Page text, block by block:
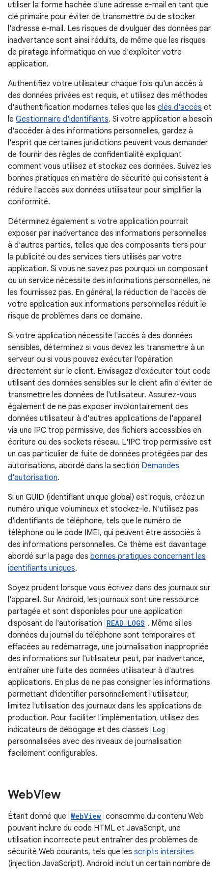
utiliser la forme hachée d'une adresse e-mail en tant que
clé primaire pour éviter de transmettre ou de stocker
l'adresse e-mail. Les risques de divulguer des données par
inadvertance sont ainsi réduits, de même que les risques
de piratage informatique en vue d'exploiter votre
application.
Authentifiez votre utilisateur chaque fois qu'un accès à
des données privées est requis, et utilisez des méthodes
d'authentification modernes telles que les clés d'accès et
le Gestionnaire d'identifiants. Si votre application a besoin
d'accéder à des informations personnelles, gardez à
l'esprit que certaines juridictions peuvent vous demander
de fournir des règles de confidentialité expliquant
comment vous utilisez et stockez ces données. Suivez les
bonnes pratiques en matière de sécurité qui consistent à
réduire l'accès aux données utilisateur pour simplifier la
conformité.
Déterminez également si votre application pourrait
exposer par inadvertance des informations personnelles
à d'autres parties, telles que des composants tiers pour
la publicité ou des services tiers utilisés par votre
application. Si vous ne savez pas pourquoi un composant
ou un service nécessite des informations personnelles, ne
les fournissez pas. En général, la réduction de l'accès de
votre application aux informations personnelles réduit le
risque de problèmes dans ce domaine.
Si votre application nécessite l'accès à des données
sensibles, déterminez si vous devez les transmettre à un
serveur ou si vous pouvez exécuter l'opération
directement sur le client. Envisagez d'exécuter tout code
utilisant des données sensibles sur le client afin d'éviter de
transmettre les données de l'utilisateur. Assurez-vous
également de ne pas exposer involontairement des
données utilisateur à d'autres applications de l'appareil
via une IPC trop permissive, des fichiers accessibles en
écriture ou des sockets réseau. L'IPC trop permissive est
un cas particulier de fuite de données protégées par des
autorisations, abordé dans la section Demandes
d'autorisation.
Si un GUID (identifiant unique global) est requis, créez un
numéro unique volumineux et stockez-le. N'utilisez pas
d'identifiants de téléphone, tels que le numéro de
téléphone ou le code IMEI, qui peuvent être associés à
des informations personnelles. Ce thème est davantage
abordé sur la page des bonnes pratiques concernant les
identifiants uniques.
Soyez prudent lorsque vous écrivez dans des journaux sur
l'appareil. Sur Android, les journaux sont une ressource
partagée et sont disponibles pour une application
disposant de l'autorisation READ_LOGS . Même si les
données du journal du téléphone sont temporaires et
effacées au redémarrage, une journalisation inappropriée
des informations sur l'utilisateur peut, par inadvertance,
entraîner une fuite des données utilisateur à d'autres
applications. En plus de ne pas consigner les informations
permettant d'identifier personnellement l'utilisateur,
limitez l'utilisation des journaux dans les applications de
production. Pour faciliter l'implémentation, utilisez des
indicateurs de débogage et des classes Log
personnalisées avec des niveaux de journalisation
facilement configurables.
WebView
Étant donné que WebView consomme du contenu Web
pouvant inclure du code HTML et JavaScript, une
utilisation incorrecte peut entraîner des problèmes de
sécurité Web courants, tels que les scripts intersites
(injection JavaScript). Android inclut un certain nombre de